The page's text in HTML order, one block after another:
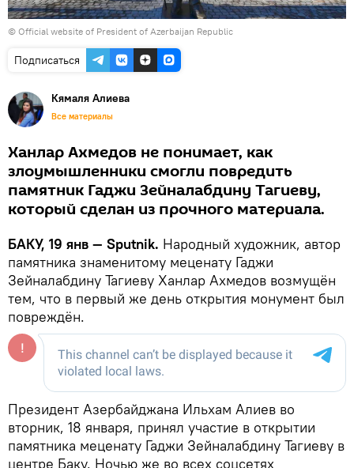
© Official website of President of Azerbaijan Republic
Подписаться
Кямаля Алиева
Все материалы
Ханлар Ахмедов не понимает, как
злоумышленники смогли повредить
памятник Гаджи Зейналабдину Тагиеву,
который сделан из прочного материала.
БАКУ, 19 янв — Sputnik. Народный художник, автор
памятника знаменитому меценату Гаджи
Зейналабдину Тагиеву Ханлар Ахмедов возмущён
тем, что в первый же день открытия монумент был
повреждён.
Президент Азербайджана Ильхам Алиев во
вторник, 18 января, принял участие в открытии
памятника меценату Гаджи Зейналабдину Тагиеву в
центре Баку. Ночью же во всех соцсетях